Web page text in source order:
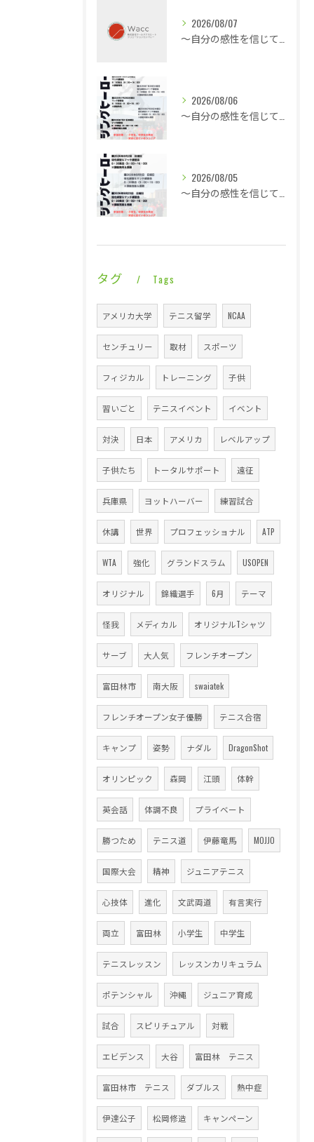
2026/08/07
2026/08/06
2026/08/05
タグ Tags
アメリカ大学 テニス留学 NCAA
センチュリー 取材 スポーツ
フィジカル トレーニング 子供
習いごと テニスイベント イベント
対決 日本 アメリカ レベルアップ
子供たち トータルサポート 遠征
兵庫県 ヨットハーバー 練習試合
休講 世界 プロフェッショナル ATP
WTA 強化 グランドスラム USOPEN
オリジナル 錦織選手 6月 テーマ
怪我 メディカル オリジナルTシャツ
サーブ 大人気 フレンチオープン
富田林市 南大阪 swaiatek
フレンチオープン女子優勝 テニス合宿
キャンプ 姿勢 ナダル DragonShot
オリンピック 森岡 江頭 体幹
英会話 体調不良 プライベート
勝つため テニス道 伊藤竜馬 MOJJO
国際大会 精神 ジュニアテニス
心技体 進化 文武両道 有言実行
両立 富田林 小学生 中学生
テニスレッスン レッスンカリキュラム
ポテンシャル 沖縄 ジュニア育成
試合 スピリチュアル 対戦
エビデンス 大谷 富田林 テニス
富田林市 テニス ダブルス 熱中症
伊達公子 松岡修造 キャンペーン